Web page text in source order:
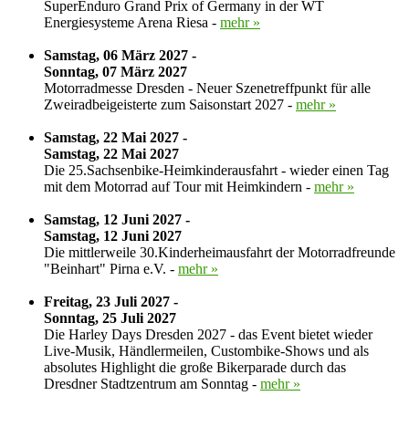
SuperEnduro Grand Prix of Germany in der WT
Energiesysteme Arena Riesa - mehr »
Samstag, 06 März 2027 -
Sonntag, 07 März 2027
Motorradmesse Dresden - Neuer Szenetreffpunkt für alle
Zweiradbeigeisterte zum Saisonstart 2027 - mehr »
Samstag, 22 Mai 2027 -
Samstag, 22 Mai 2027
Die 25.Sachsenbike-Heimkinderausfahrt - wieder einen Tag
mit dem Motorrad auf Tour mit Heimkindern - mehr »
Samstag, 12 Juni 2027 -
Samstag, 12 Juni 2027
Die mittlerweile 30.Kinderheimausfahrt der Motorradfreunde
"Beinhart" Pirna e.V. - mehr »
Freitag, 23 Juli 2027 -
Sonntag, 25 Juli 2027
Die Harley Days Dresden 2027 - das Event bietet wieder
Live-Musik, Händlermeilen, Custombike-Shows und als
absolutes Highlight die große Bikerparade durch das
Dresdner Stadtzentrum am Sonntag - mehr »